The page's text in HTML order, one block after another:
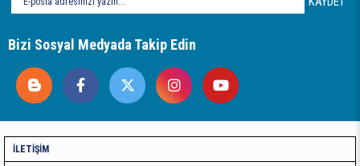
Bizi Sosyal Medyada Takip Edin
İLETIŞIM